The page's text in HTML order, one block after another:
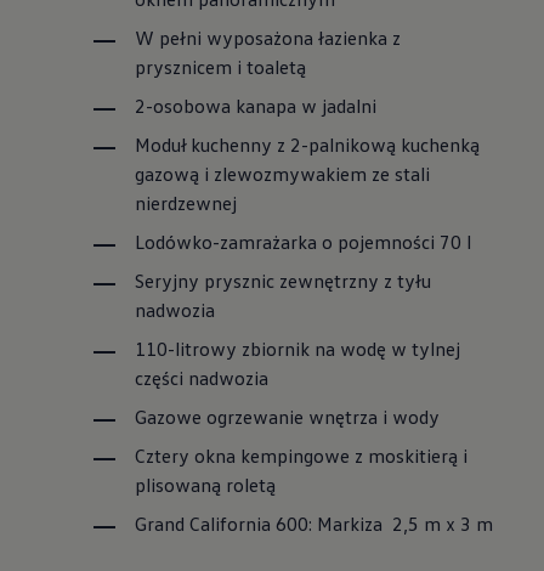
W pełni wyposażona łazienka z
prysznicem i toaletą
2-osobowa kanapa w jadalni
Moduł kuchenny z 2-palnikową kuchenką
gazową i zlewozmywakiem ze stali
nierdzewnej
Lodówko-zamrażarka o pojemności 70 l
Seryjny prysznic zewnętrzny z tyłu
nadwozia
110-litrowy zbiornik na wodę w tylnej
części nadwozia
Gazowe ogrzewanie wnętrza i wody
Cztery okna kempingowe z moskitierą i
plisowaną roletą
Grand California 600: Markiza 2,5 m x 3 m